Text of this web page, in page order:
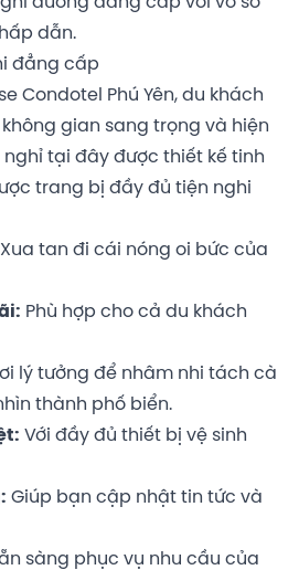
dẫn.
đẳng cấp
Condotel Phú Yên, du khách
gian sang trọng và hiện
tại đây được thiết kế tinh
trang bị đầy đủ tiện nghi
Xua tan đi cái nóng oi bức của
Phù hợp cho cả du khách
lý tưởng để nhâm nhi tách cà
thành phố biển.
Với đầy đủ thiết bị vệ sinh
Giúp bạn cập nhật tin tức và
sàng phục vụ nhu cầu của